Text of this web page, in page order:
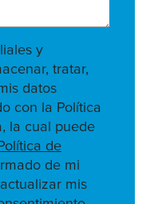
y
tratar,
datos
con la Política
la cual puede
de
de mi
mis